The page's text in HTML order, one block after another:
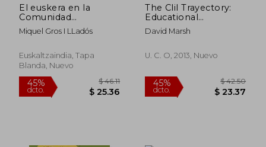
El euskera en la
Comunidad
Autonoma Vasca
(2009): Una apuesta
lingüística (Jagon)
Miquel Gros I LLadós
Euskaltzaindia, Tapa
Blanda, Nuevo
The Clil Trayectory:
Educational
Innovation For The 21
Century Igeneration
David Marsh
U. C. O, 2013, Nuevo